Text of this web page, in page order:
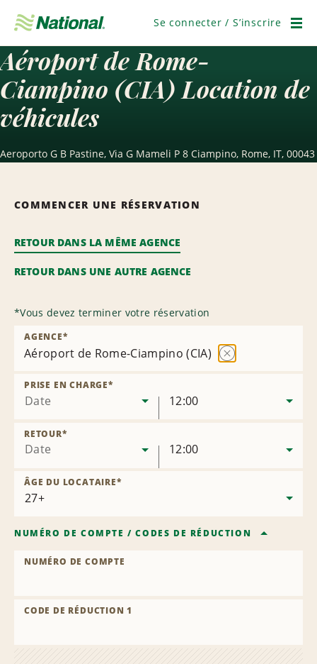
navigation
Se connecter / S’inscrire
Aéroport de Rome-
Ciampino (CIA) Location de
véhicules
Aeroporto G B Pastine, Via G Mameli P 8 Ciampino, Rome, IT, 00043
COMMENCER UNE RÉSERVATION
RETOUR DANS LA MÊME AGENCE
RETOUR DANS UNE AUTRE AGENCE
*Vous devez terminer votre réservation
Aéroport de Rome-Ciampino (CIA)
AGENCE*
Date
PRISE EN CHARGE*
12:00
Date
RETOUR*
12:00
ÂGE DU LOCATAIRE*
NUMÉRO DE COMPTE /CODES DE RÉDUCTION
NUMÉRO DE COMPTE
CODE DE RÉDUCTION 1